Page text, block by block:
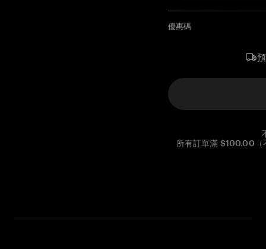
優惠碼
所有訂單滿 $100.00（